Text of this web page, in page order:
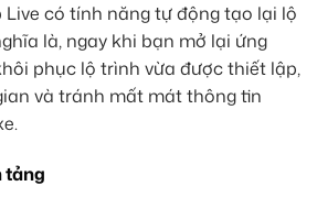
có tính năng tự động tạo lại lộ
là, ngay khi bạn mở lại ứng
phục lộ trình vừa được thiết lập,
và tránh mất mát thông tin
tảng